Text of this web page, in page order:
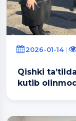
2026-01-14
Qishki
kutib